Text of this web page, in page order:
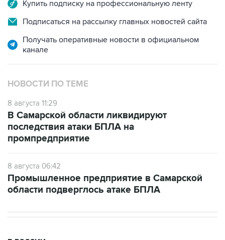
Получать оперативные новости в официальном
НОВОСТИ ПО ТЕМЕ
8 августа 11:29
последствия атаки БПЛА на
промпредприятие
8 августа 06:42
области подверглось атаке БПЛА